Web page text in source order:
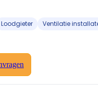
Loodgieter Ventilatie